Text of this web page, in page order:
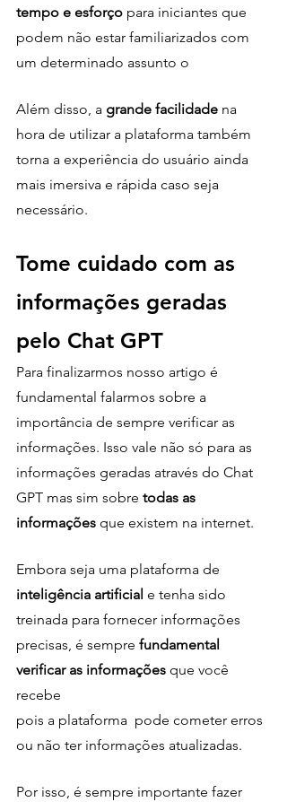
tempo e esforço para iniciantes que
podem não estar familiarizados com
um determinado assunto o
Além disso, a grande facilidade na
hora de utilizar a plataforma também
torna a experiência do usuário ainda
mais imersiva e rápida caso seja
necessário.
Tome cuidado com as
informações geradas
pelo Chat GPT
Para finalizarmos nosso artigo é
fundamental falarmos sobre a
importância de sempre verificar as
informações. Isso vale não só para as
informações geradas através do Chat
GPT mas sim sobre todas as
informações que existem na internet.
Embora seja uma plataforma de
inteligência artificial e tenha sido
treinada para fornecer informações
precisas, é sempre fundamental
verificar as informações que você
recebe
pois a plataforma  pode cometer erros
ou não ter informações atualizadas.
Por isso, é sempre importante fazer